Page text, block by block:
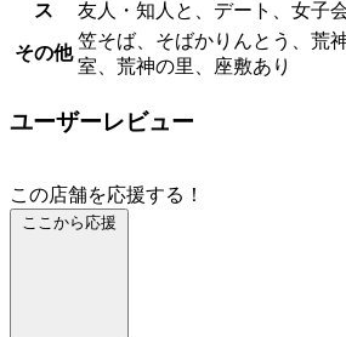
ス
友人・知人と、デート、女子
その他
笠そば、そばかりんとう、荒
室、荒神の里、座敷あり
ユーザーレビュー
この店舗を応援する！
ここから応援